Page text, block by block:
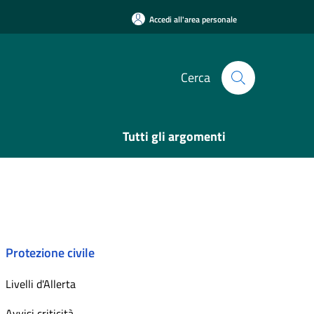
Accedi all'area personale
Cerca
Tutti gli argomenti
Protezione civile
Livelli d'Allerta